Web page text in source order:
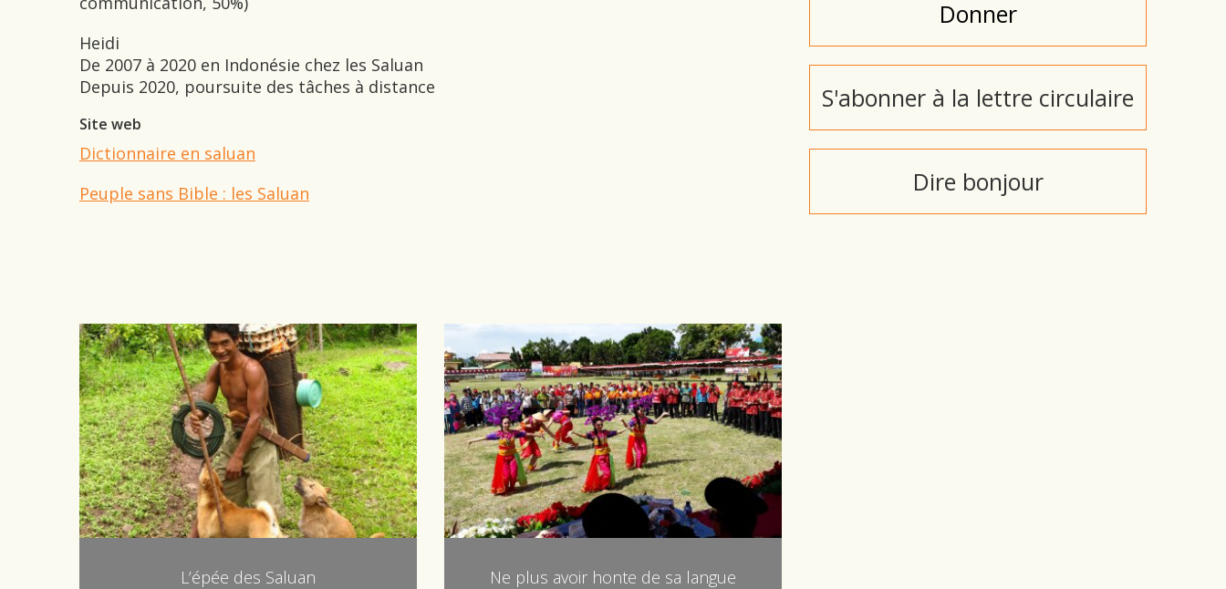
Heidi
De 2007 à 2020 en Indonésie chez les Saluan
Depuis 2020, poursuite des tâches à distance
Site web
Dictionnaire en saluan
Peuple sans Bible : les Saluan
Donner
S'abonner à la lettre circulaire
Dire bonjour
L’épée des Saluan Ne plus avoir honte de sa langue